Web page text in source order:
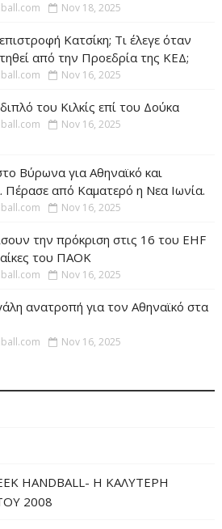
Nov 18, 2025
Κατσίκη; Τι έλεγε όταν
από την Προεδρία της ΚΕΔ;
Nov 16, 2025
του Κιλκίς επί του Δούκα
Nov 16, 2025
Βύρωνα για Αθηναϊκό και
από Καματερό η Νεα Ιωνία.
Nov 16, 2025
την πρόκριση στις 16 του EHF
του ΠΑΟΚ
Nov 16, 2025
ανατροπή για τον Αθηναϊκό στα
Nov 16, 2025
HANDBALL- H ΚΑΛΥΤΕΡΗ
2008